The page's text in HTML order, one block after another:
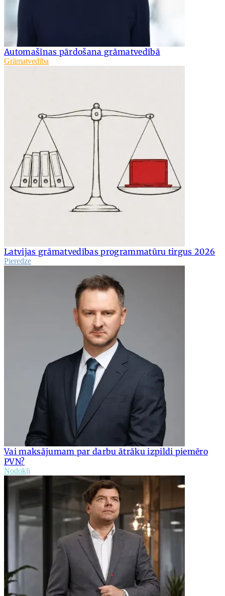
Automašīnas pārdošana grāmatvedībā
Grāmatvedība
Latvijas grāmatvedības programmatūru tirgus 2026
Pieredze
Vai maksājumam par darbu ātrāku izpildi piemēro
PVN?
Nodokļi